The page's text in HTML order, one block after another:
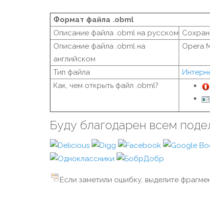
Формат файла .obml
Описание файла .obml на русском
Описание файла .obml на
английском
Opera
Тип файла
Как, чем открыть файл .obml?
Буду благодарен всем
Если заметили ошибку, выделите